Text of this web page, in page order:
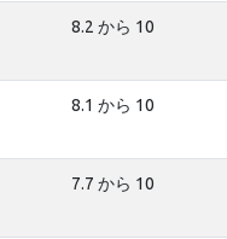
8.2 から 10
8.1 から 10
7.7 から 10